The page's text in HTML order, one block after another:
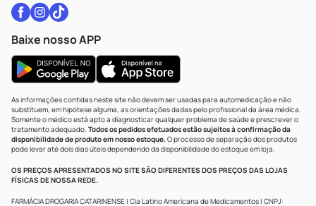
Baixe nosso APP
As informações contidas neste site não devem ser usadas para automedicação e não
substituem, em hipótese alguma, as orientações dadas pelo profissional da área médica.
Somente o médico está apto a diagnosticar qualquer problema de saúde e prescrever o
tratamento adequado. Todos os pedidos efetuados estão sujeitos à confirmação da
disponibilidade de produto em nosso estoque.O processo de separação dos produtos
pode levar até dois dias úteis dependendo da disponibilidade do estoque em loja.
OS PREÇOS APRESENTADOS NO SITE SÃO DIFERENTES DOS PREÇOS DAS LOJAS
FÍSICAS DE NOSSA REDE.
FARMÁCIA DROGARIA CATARINENSE | Cia Latino Americana de Medicamentos | CNPJ: